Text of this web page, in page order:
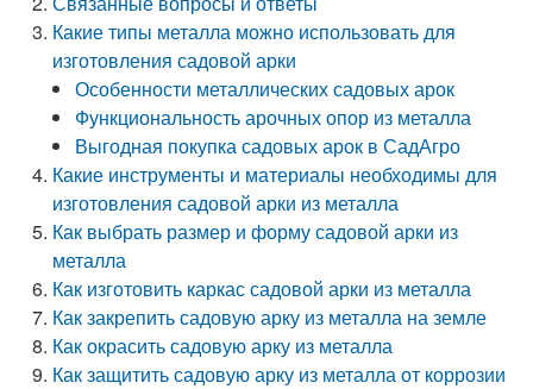
Какие типы металла можно использовать для
изготовления садовой арки
Особенности металлических садовых арок
Функциональность арочных опор из металла
Выгодная покупка садовых арок в СадАгро
Какие инструменты и материалы необходимы для
изготовления садовой арки из металла
Как выбрать размер и форму садовой арки из
металла
Как изготовить каркас садовой арки из металла
Как закрепить садовую арку из металла на земле
Как окрасить садовую арку из металла
Как защитить садовую арку из металла от коррозии